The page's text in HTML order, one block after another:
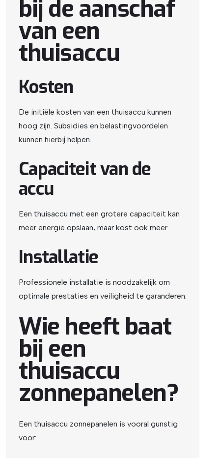
bij de aanschaf
van een
thuisaccu
Kosten
De initiële kosten van een thuisaccu kunnen
hoog zijn. Subsidies en belastingvoordelen
kunnen hierbij helpen.
Capaciteit van de
accu
Een thuisaccu met een grotere capaciteit kan
meer energie opslaan, maar kost ook meer.
Installatie
Professionele installatie is noodzakelijk om
optimale prestaties en veiligheid te garanderen.
Wie heeft baat
bij een
thuisaccu
zonnepanelen?
Een thuisaccu zonnepanelen is vooral gunstig
voor: